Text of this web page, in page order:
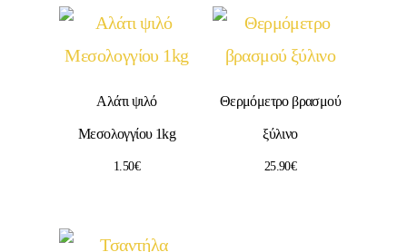
Αλάτι ψιλό
Μεσολογγίου 1kg
1.50€
Θερμόμετρο βρασμού
ξύλινο
25.90€